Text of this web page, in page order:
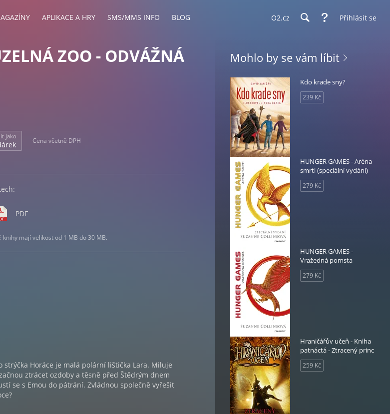
APLIKACE A HRY SMS/MMS INFO BLOG O2.cz Přihlásit se
ZOO - ODVÁŽNÁ
jako
Cena včetně DPH
PDF
mají velikost od 1 MB do 30 MB.
strýčka Horáce je malá polární lištička Lara. Miluje
ztrácet ozdoby a těsně před Štědrým dnem
se s Emou do pátrání. Zvládnou společně vyřešit
Mohlo by se vám líbit
Kdo krade sny?
239 Kč
HUNGER GAMES - Aréna
smrti (speciální vydání)
279 Kč
HUNGER GAMES -
Vražedná pomsta
279 Kč
Hraničářův učeň - Kniha
patnáctá - Ztracený princ
259 Kč